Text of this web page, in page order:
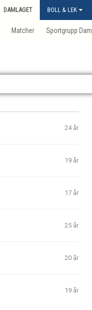
DAMLAGET BOLL & LEK
Matcher Sportgrupp Dam
24 år
19 år
17 år
25 år
20 år
19 år